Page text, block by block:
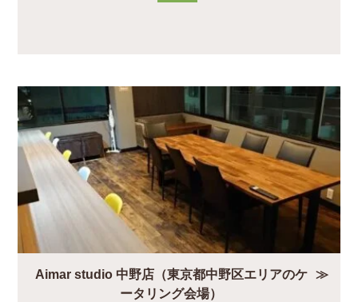
Aimar studio 中野店（東京都中野区エリアのケ
ータリング会場）